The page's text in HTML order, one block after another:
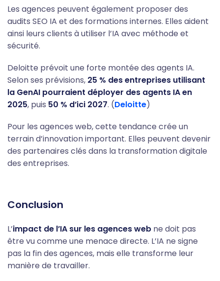
Les agences peuvent également proposer des
audits SEO IA et des formations internes. Elles aident
ainsi leurs clients à utiliser l’IA avec méthode et
sécurité.
Deloitte prévoit une forte montée des agents IA.
Selon ses prévisions, 25 % des entreprises utilisant
la GenAI pourraient déployer des agents IA en
2025, puis 50 % d’ici 2027. (Deloitte)
Pour les agences web, cette tendance crée un
terrain d’innovation important. Elles peuvent devenir
des partenaires clés dans la transformation digitale
des entreprises.
Conclusion
L’impact de l’IA sur les agences web ne doit pas
être vu comme une menace directe. L’IA ne signe
pas la fin des agences, mais elle transforme leur
manière de travailler.